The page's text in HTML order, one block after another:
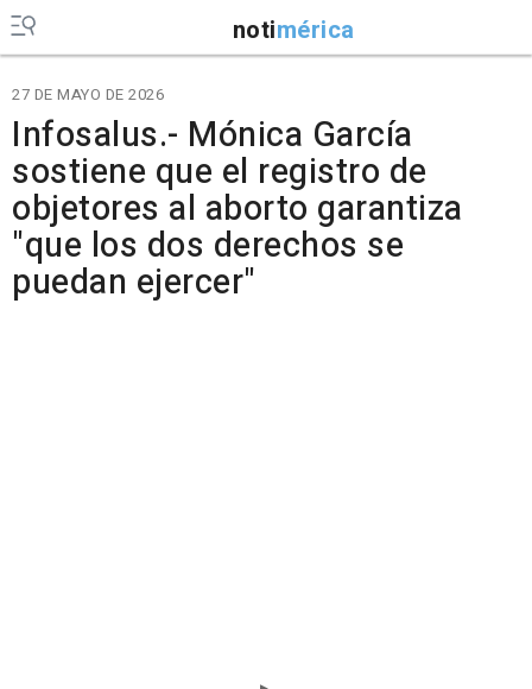
notimérica
27 DE MAYO DE 2026
Infosalus.- Mónica García
sostiene que el registro de
objetores al aborto garantiza
"que los dos derechos se
puedan ejercer"